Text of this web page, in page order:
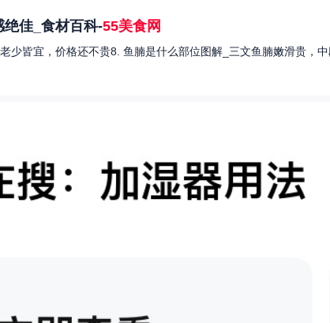
佳_食材百科-55美食网
少皆宜，价格还不贵8. 鱼腩是什么部位图解_三文鱼腩嫩滑贵，